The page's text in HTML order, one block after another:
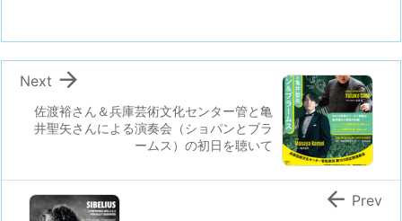
佐渡裕さん＆兵庫芸術文化センター管と亀
井聖矢さんによる演奏会（ショパンとブラ
ームス）の初日を聴いて

Next
 Prev